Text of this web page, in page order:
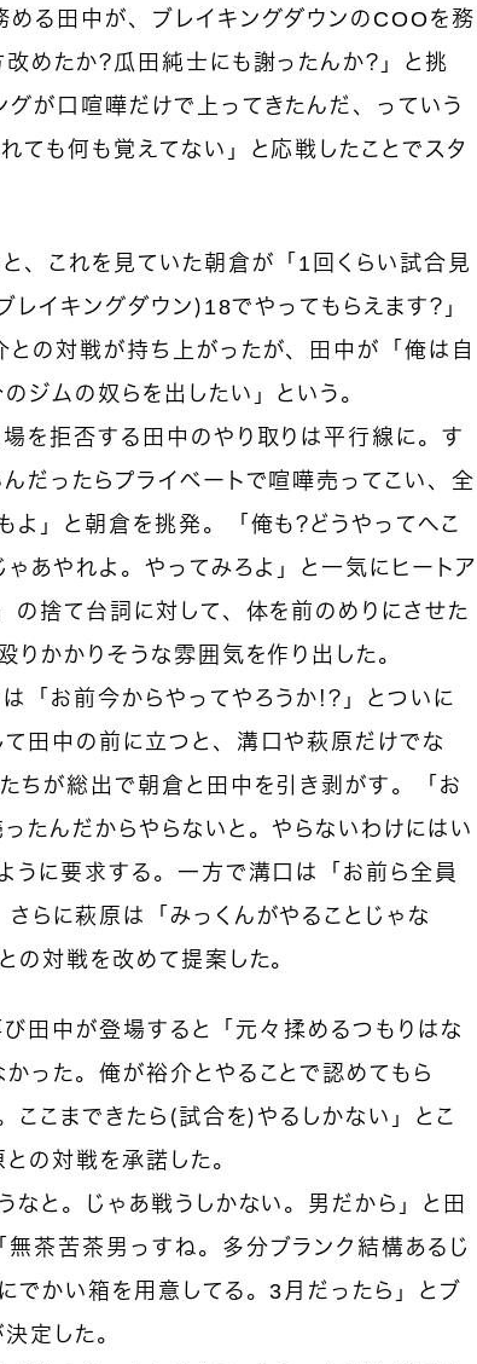
る田中が、ブレイキングダウンのCOOを務
めたか？瓜田純士にも謝ったんか？」と挑
が口喧嘩だけで上ってきたんだ、っていう
ても何も覚えてない」と応戦したことでスタ
、これを見ていた朝倉が「1回くらい試合見
イキングダウン）18でやってもらえます？」
の対戦が持ち上がったが、田中が「俺は自
ジムの奴らを出したい」という。
を拒否する田中のやり取りは平行線に。す
だったらプライベートで喧嘩売ってこい、全
よ」と朝倉を挑発。「俺も？どうやってへこ
ゃあやれよ。やってみろよ」と一気にヒートア
の捨て台詞に対して、体を前のめりにさせた
りかかりそうな雰囲気を作り出した。
「お前今からやってやろうか！？」とついに
田中の前に立つと、溝口や萩原だけでな
ちが総出で朝倉と田中を引き剥がす。「お
たんだからやらないと。やらないわけにはい
うに要求する。一方で溝口は「お前ら全員
らに萩原は「みっくんがやることじゃな
の対戦を改めて提案した。
田中が登場すると「元々揉めるつもりはな
った。俺が裕介とやることで認めてもら
こまできたら（試合を）やるしかない」とこ
の対戦を承諾した。
なと。じゃあ戦うしかない。男だから」と田
茶苦茶男っすね。多分ブランク結構あるじ
でかい箱を用意してる。3月だったら」とブ
定した。